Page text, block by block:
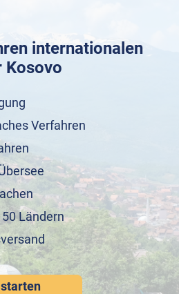
internationalen
Kosovo
Verfahren
Ländern